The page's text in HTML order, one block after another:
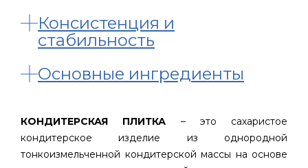
Консистенция и
стабильность
Основные ингредиенты
КОНДИТЕРСКАЯ ПЛИТКА – это сахаристое
кондитерское изделие из однородной
тонкоизмельченной кондитерской массы на основе